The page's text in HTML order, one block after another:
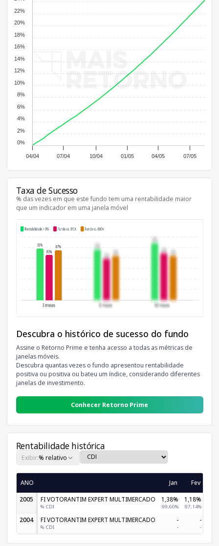
04/04 07/04 10/04 01/05 04/05 07/05
0%
2%
4%
6%
8%
10%
12%
14%
16%
18%
20%
22%
Taxa de Sucesso
% das vezes em que este fundo tem uma rentabilidade maior
que um indicador em uma janela móvel
Descubra o histórico de sucesso do fundo
Assine o Retorno Prime e tenha acesso a todas as métricas de
janelas móveis.
Descubra quantas vezes o fundo apresentou rentabilidade
positiva ou positiva ou bateu um índice, considerando diferentes
janelas de investimento.
Conhecer Retorno Prime
Rentabilidade histórica
Exibir:% relativo
ANO Jan Fev
2005
FI VOTORANTIM EXPERT MULTIMERCADO
% CDI
1,38%
99,60%
1,18%
97,14%
2004 FI VOTORANTIM EXPERT MULTIMERCADO
% CDI
-
-
-
-